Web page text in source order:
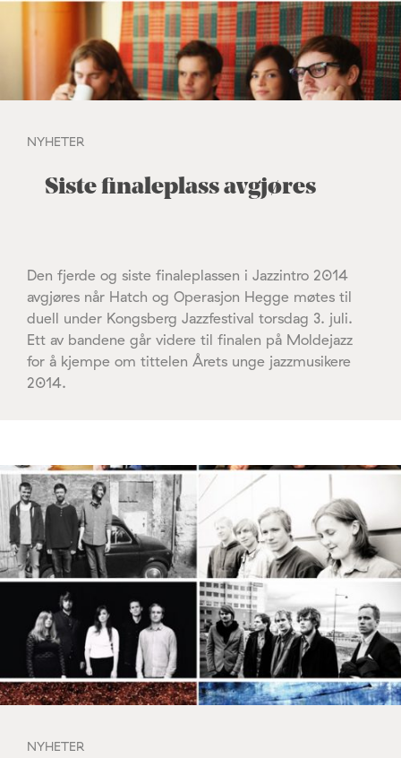
NYHETER
Siste finaleplass avgjøres
Den fjerde og siste finaleplassen i Jazzintro 2014
avgjøres når Hatch og Operasjon Hegge møtes til
duell under Kongsberg Jazzfestival torsdag 3. juli.
Ett av bandene går videre til finalen på Moldejazz
for å kjempe om tittelen Årets unge jazzmusikere
2014.
NYHETER